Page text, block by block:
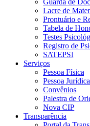
Guarda de
Lacre de
Prontuário e
Tabela de
Testes
Registro de
SATEPSI
Serviços
Pessoa Física
Pessoa Jurídica
Convênios
Palestra de
Nova CIP
Transparência